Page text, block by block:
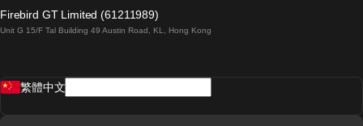
羅馬開往拿坡里的列車
Firebird GT Limited (61211989)
Unit G 15/F Tal Building 49 Austin Road, KL, Hong Kong
繁體中文